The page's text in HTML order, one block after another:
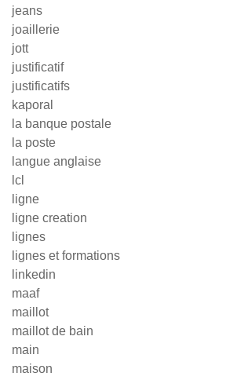
jeans
joaillerie
jott
justificatif
justificatifs
kaporal
la banque postale
la poste
langue anglaise
lcl
ligne
ligne creation
lignes
lignes et formations
linkedin
maaf
maillot
maillot de bain
main
maison